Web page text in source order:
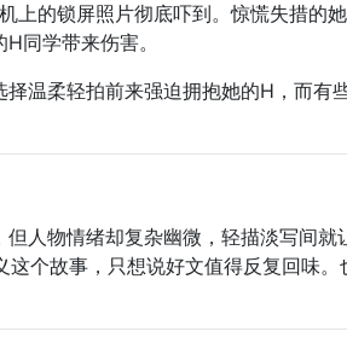
上的锁屏照片彻底吓到。惊慌失措的
同学带来伤害。
温柔轻拍前来强迫拥抱她的H，而有
人物情绪却复杂幽微，轻描淡写间
个故事，只想说好文值得反复回味。